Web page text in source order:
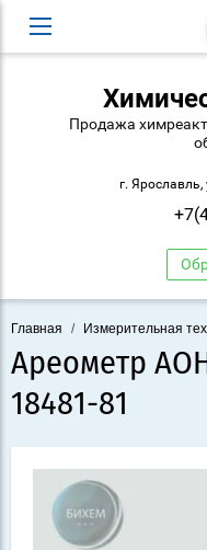
Продажа
г.
Главная / Измерительная
Ареометр
18481-81